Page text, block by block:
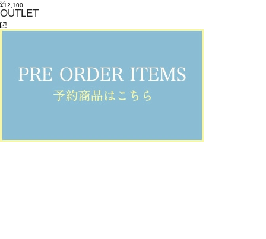
OUTLET
¥12,100